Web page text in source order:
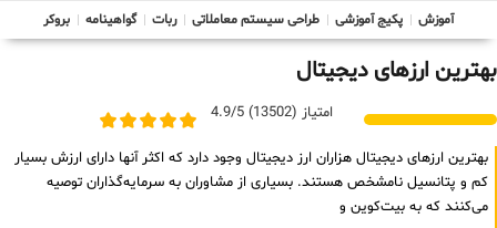
آموزش پکیج آموزشی طراحی سیستم معاملاتی ربات گواهینامه بروکر
بهترین ارزهای دیجیتال
امتیاز (13502) 4.9/5
بهترین ارزهای دیجیتال هزاران ارز دیجیتال وجود دارد که اکثر آنها دارای ارزش بسیار
کم و پتانسیل نامشخص هستند. بسیاری از مشاوران به سرمایه‌گذاران توصیه
می‌کنند که به بیت‌کوین و